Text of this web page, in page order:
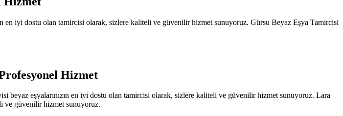
en iyi dostu olan tamircisi olarak, sizlere kaliteli ve güvenilir hizmet sunuyoruz. Gürsu Beyaz Eşya Tamircisi
Hizmet
eşyalarınızın en iyi dostu olan tamircisi olarak, sizlere kaliteli ve güvenilir hizmet sunuyoruz. Lara
ve güvenilir hizmet sunuyoruz.